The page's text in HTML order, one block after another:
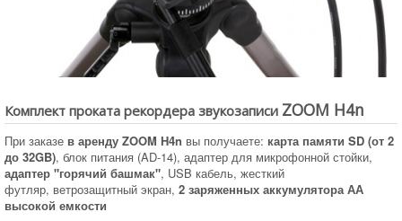
Комплект проката рекордера звукозаписи ZOOM H4n
При заказе в аренду ZOOM H4n вы получаете: карта памяти SD (от 2
до 32GB), блок питания (AD-14), адаптер для микрофонной стойки,
адаптер "горячий башмак", USB кабель, жесткий
футляр, ветрозащитный экран, 2 заряженных аккумулятора АА
высокой емкости